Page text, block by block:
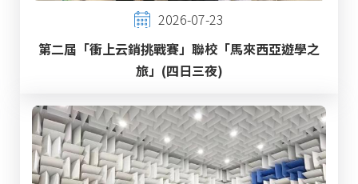
2026-07-23
第二屆「衝上云銷挑戰賽」聯校「馬來西亞遊學之
旅」(四日三夜)